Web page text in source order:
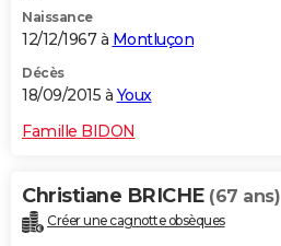
Naissance
12/12/1967 à Montluçon
Décès
18/09/2015 à Youx
Famille BIDON
Christiane BRICHE (67 ans)
Créer une cagnotte obsèques